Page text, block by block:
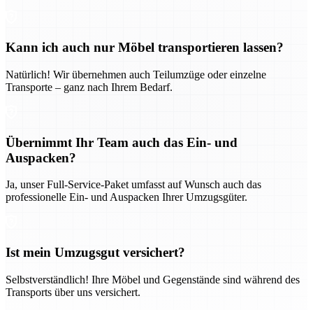
Kann ich auch nur Möbel transportieren lassen?
Natürlich! Wir übernehmen auch Teilumzüge oder einzelne
Transporte – ganz nach Ihrem Bedarf.
Übernimmt Ihr Team auch das Ein- und
Auspacken?
Ja, unser Full-Service-Paket umfasst auf Wunsch auch das
professionelle Ein- und Auspacken Ihrer Umzugsgüter.
Ist mein Umzugsgut versichert?
Selbstverständlich! Ihre Möbel und Gegenstände sind während des
Transports über uns versichert.